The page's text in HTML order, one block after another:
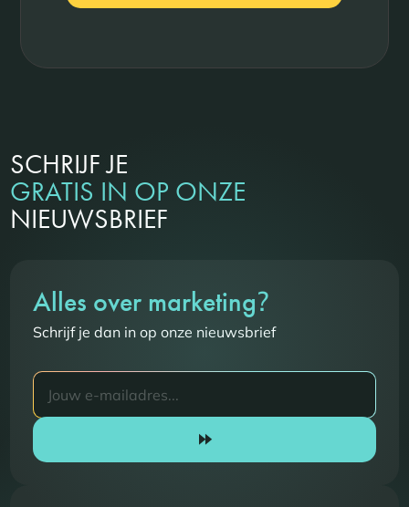
SCHRIJF JE
GRATIS IN OP ONZE
NIEUWSBRIEF
Alles over marketing?
Schrijf je dan in op onze nieuwsbrief